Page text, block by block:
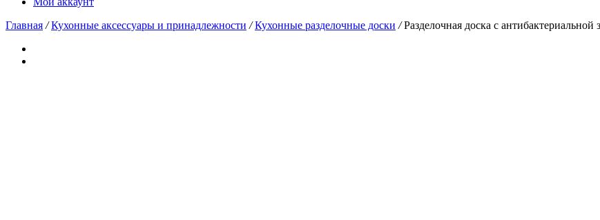
Главная / Кухонные аксессуары и принадлежности / Кухонные разделочные доски /Разделочная доска с